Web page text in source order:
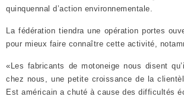
quinquennal d’action environnementale.
La fédération tiendra une opération portes
pour mieux faire connaître cette activité,
«Les fabricants de motoneige nous disent
chez nous, une petite croissance de la
Est américain a chuté à cause des difficultés